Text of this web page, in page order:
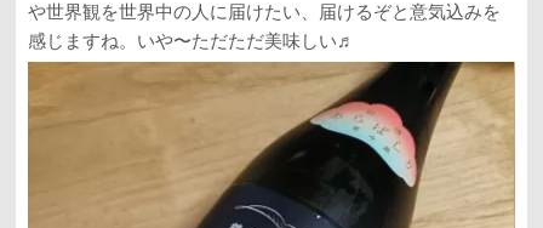
や世界観を世界中の人に届けたい、届けるぞと意気込みを
感じますね。いや〜ただただ美味しい♬